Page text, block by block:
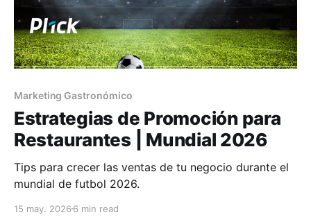
Marketing Gastronómico
Estrategias de Promoción para
Restaurantes | Mundial 2026
Tips para crecer las ventas de tu negocio durante el
mundial de futbol 2026.
15 may. 2026 6 min read